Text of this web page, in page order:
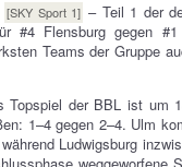
[SKY Sport 1] – Teil 1 der
#4 Flensburg gegen
Teams der Gruppe
Topspiel der BBL ist um
1–4 gegen 2–4. Ulm
Ludwigsburg